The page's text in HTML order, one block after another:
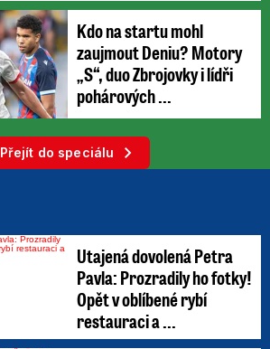
Kdo na startu mohl
zaujmout Deniu? Motory
„S“, duo Zbrojovky i lídři
pohárových ...
Přejít do speciálu
Utajená dovolená Petra
Pavla: Prozradily ho fotky!
Opět v oblíbené rybí
restauraci a ...